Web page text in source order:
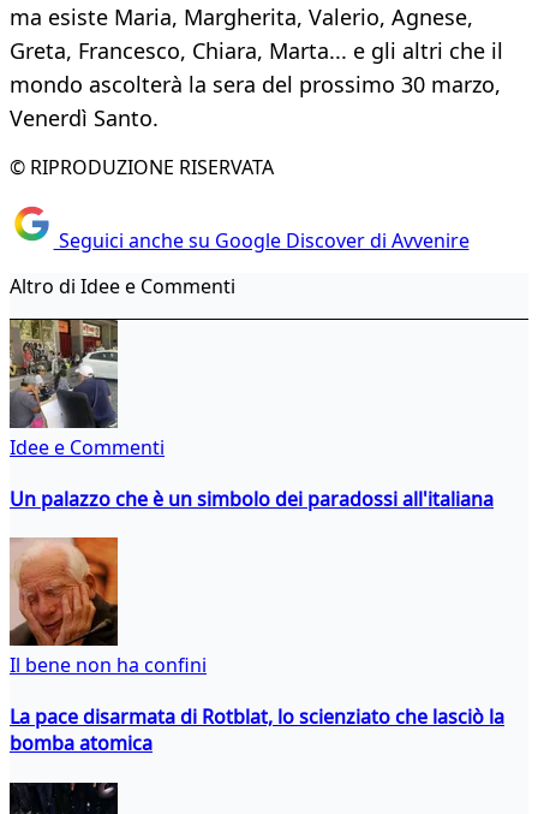
ma esiste Maria, Margherita, Valerio, Agnese,
Greta, Francesco, Chiara, Marta... e gli altri che il
mondo ascolterà la sera del prossimo 30 marzo,
Venerdì Santo.
© RIPRODUZIONE RISERVATA
Seguici anche su Google Discover di Avvenire
Altro di Idee e Commenti
Idee e Commenti
Un palazzo che è un simbolo dei paradossi all'italiana
Il bene non ha confini
La pace disarmata di Rotblat, lo scienziato che lasciò la
bomba atomica